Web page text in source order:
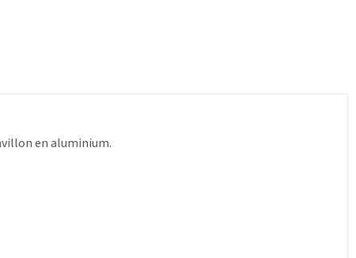
en aluminium.